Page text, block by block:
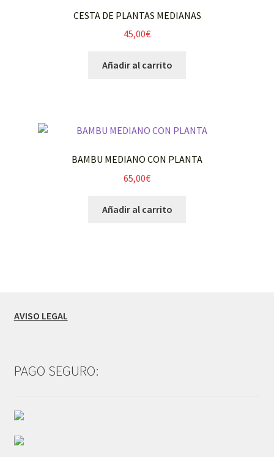
CESTA DE PLANTAS MEDIANAS
45,00€
Añadir al carrito
BAMBU MEDIANO CON PLANTA
65,00€
Añadir al carrito
AVISO LEGAL
PAGO SEGURO: